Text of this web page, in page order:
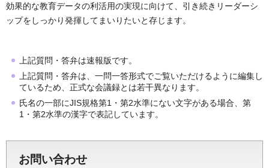
効果的な教育データの利活用の実現に向けて、引き続きリーダーシ
ップをしっかり発揮してまいりたいと存じます。
上記質問・答弁は速報版です。
上記質問・答弁は、一問一答形式でご覧いただけるように編集し
ているため、正式な会議録とは若干異なります。
氏名の一部にJIS規格第1・第2水準にない文字がある場合、第
1・第2水準の漢字で表記しています。
お問い合わせ